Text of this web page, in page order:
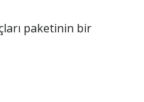
paketinin bir